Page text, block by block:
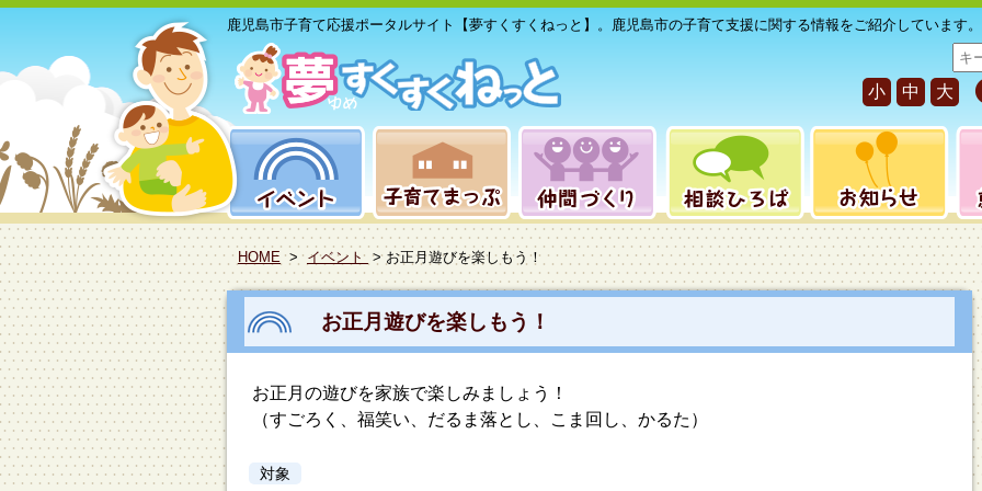
鹿児島市子育て応援ポータルサイト【夢すくすくねっと】。鹿児島市の子育て支援に関する情報をご紹介しています。
サ
イ
ト
内
小 中 大
HOME > イベント > お正月遊びを楽しもう！
お正月遊びを楽しもう！
お正月の遊びを家族で楽しみましょう！
（すごろく、福笑い、だるま落とし、こま回し、かるた）
対象